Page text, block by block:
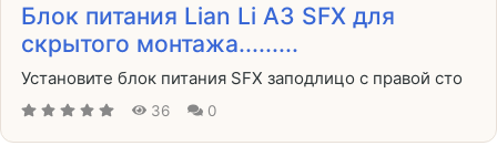
Блок питания Lian Li A3 SFX для
скрытого монтажа.........
Установите блок питания SFX заподлицо с правой сто
36 0